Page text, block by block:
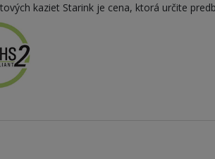
kaziet Starink je cena, ktorá určite